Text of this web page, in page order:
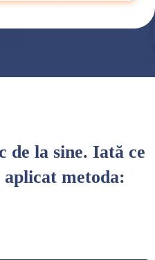
de la sine. Iată ce
aplicat metoda: